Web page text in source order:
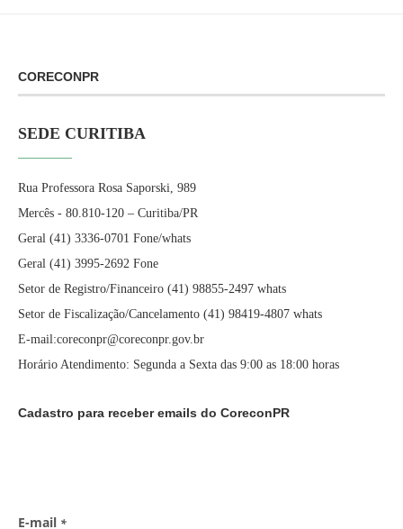
CORECONPR
SEDE CURITIBA
Rua Professora Rosa Saporski, 989
Mercês - 80.810-120 – Curitiba/PR
Geral (41) 3336-0701 Fone/whats
Geral (41) 3995-2692 Fone
Setor de Registro/Financeiro (41) 98855-2497 whats
Setor de Fiscalização/Cancelamento (41) 98419-4807 whats
E-mail:coreconpr@coreconpr.gov.br
Horário Atendimento: Segunda a Sexta das 9:00 as 18:00 horas
Cadastro para receber emails do CoreconPR